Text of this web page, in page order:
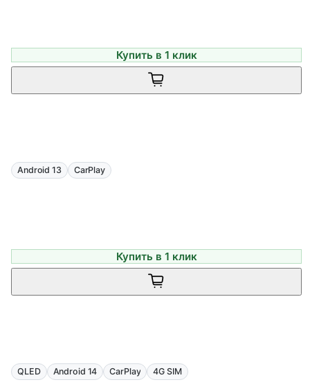
Купить в 1 клик
Android 13 CarPlay
Купить в 1 клик
QLED Android 14 CarPlay 4G SIM